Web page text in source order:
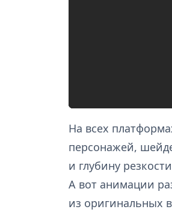
На всех
персонажей,
и глубину
А вот анимации
из оригинальных